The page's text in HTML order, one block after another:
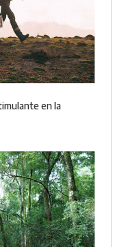
en la